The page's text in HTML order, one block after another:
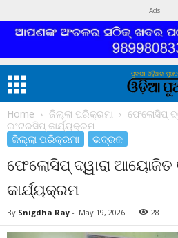
Ads
Home ଜିଲ୍ଲା ପରିକ୍ରମା
ଫେଲୋସିପ୍
ଇଂଟରସିପ୍ କାର୍ଯ୍ୟକ୍ରମ
ଜିଲ୍ଲା ପରିକ୍ରମା ଭଦ୍ରକ
ଫେଲୋସିପ୍ ଦ୍ୱାରା ଆୟୋଜିତ
କାର୍ଯ୍ୟକ୍ରମ
By Snigdha Ray - May 19, 2026 28